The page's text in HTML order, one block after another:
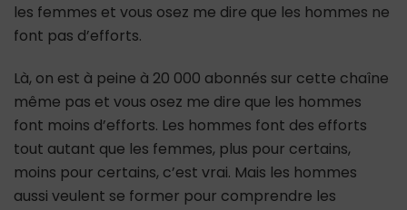
les femmes et vous osez me dire que les hommes ne
font pas d’efforts.
Là, on est à peine à 20 000 abonnés sur cette chaîne
même pas et vous osez me dire que les hommes
font moins d’efforts. Les hommes font des efforts
tout autant que les femmes, plus pour certains,
moins pour certains, c’est vrai. Mais les hommes
aussi veulent se former pour comprendre les